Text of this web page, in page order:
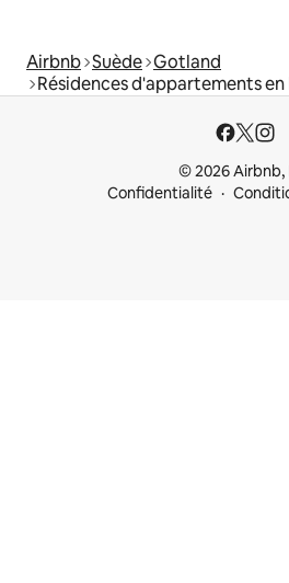
Airbnb Suède Gotland
Résidences d'appartements
© 2026 Airbnb,
Confidentialité